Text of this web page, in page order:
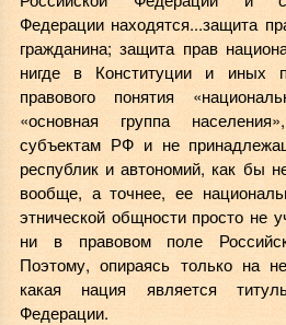
Федерации находятся...защита
гражданина;защита прав
нигде в Конституции и иных
правового понятия
«основная группа
субъектам РФ и не
республик и автономий, как бы
вообще, а точнее, ее
этнической общности просто не
ни в правовом поле
Поэтому, опираясь только на
какая нация является
Федерации.